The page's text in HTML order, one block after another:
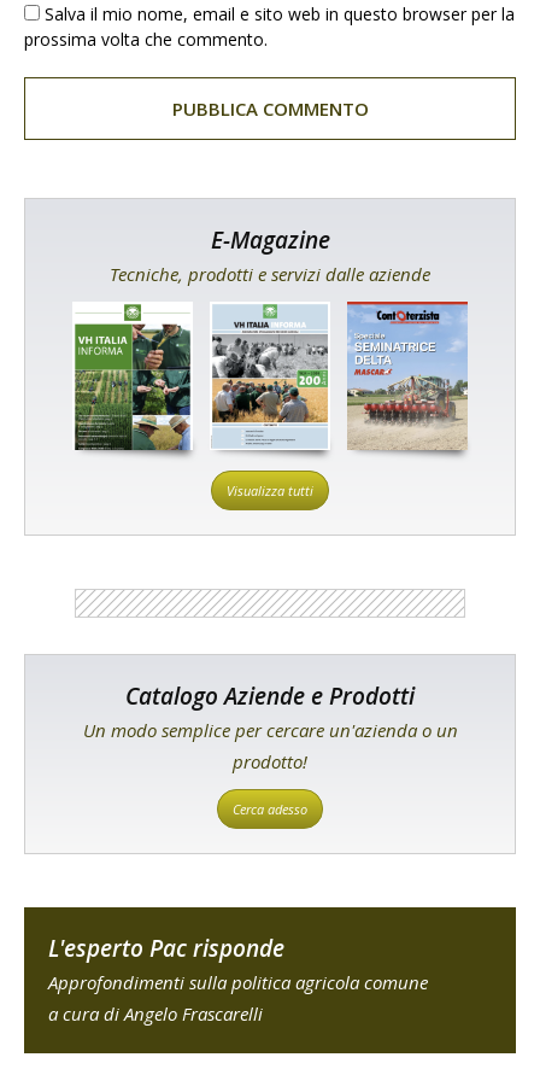
Salva il mio nome, email e sito web in questo browser per la
prossima volta che commento.
E-Magazine
Tecniche, prodotti e servizi dalle aziende
Visualizza tutti
Catalogo Aziende e Prodotti
Un modo semplice per cercare un'azienda o un
prodotto!
Cerca adesso
L'esperto Pac risponde
Approfondimenti sulla politica agricola comune
a cura di Angelo Frascarelli